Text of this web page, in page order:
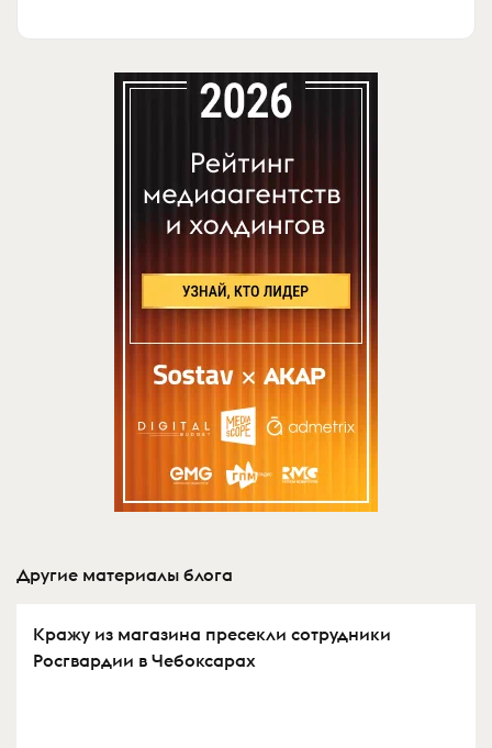
Другие материалы блога
Кражу из магазина пресекли сотрудники
Росгвардии в Чебоксарах